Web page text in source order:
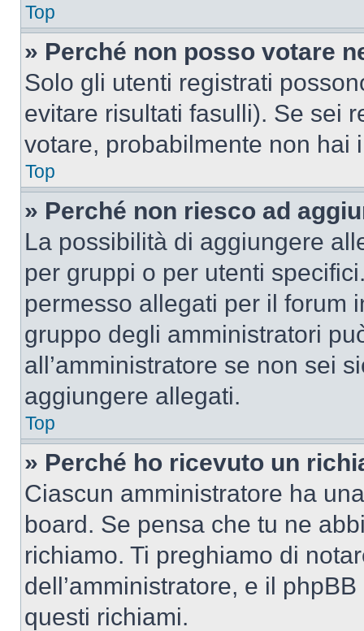
Top
» Perché non posso votare
Solo gli utenti registrati
evitare risultati fasulli). Se sei
votare, probabilmente non hai
Top
» Perché non riesco ad
La possibilità di aggiungere
per gruppi o per utenti
permesso allegati per il forum
gruppo degli amministratori
all’amministratore se non sei
aggiungere allegati.
Top
» Perché ho ricevuto un
Ciascun amministratore ha
board. Se pensa che tu ne
richiamo. Ti preghiamo di
dell’amministratore, e il
questi richiami.